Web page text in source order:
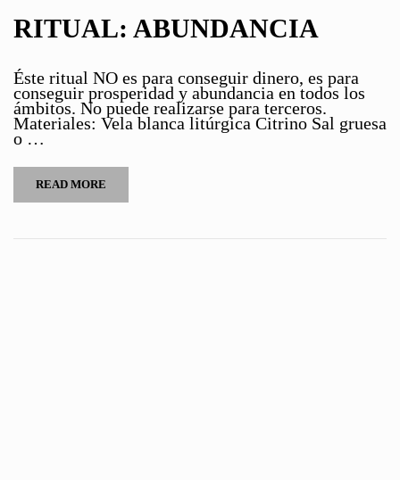
RITUAL: ABUNDANCIA
Éste ritual NO es para conseguir dinero, es para
conseguir prosperidad y abundancia en todos los
ámbitos. No puede realizarse para terceros.
Materiales: Vela blanca litúrgica Citrino Sal gruesa
o …
READ MORE